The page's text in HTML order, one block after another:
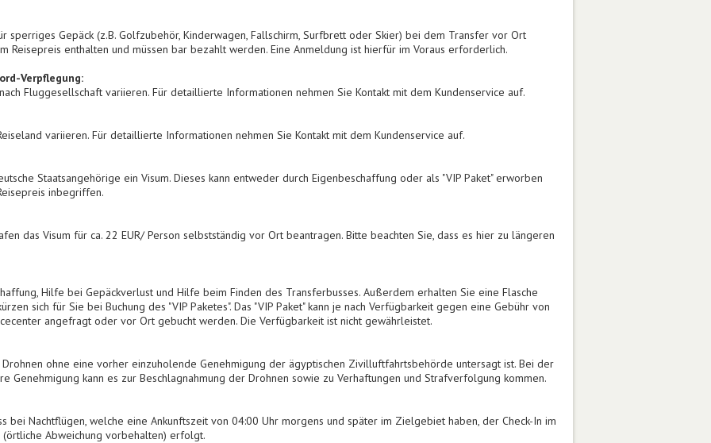
sperriges Gepäck (z.B. Golfzubehör, Kinderwagen, Fallschirm, Surfbrett oder Skier) bei dem Transfer vor Ort
Reisepreis enthalten und müssen bar bezahlt werden. Eine Anmeldung ist hierfür im Voraus erforderlich.
Verpflegung:
Fluggesellschaft variieren. Für detaillierte Informationen nehmen Sie Kontakt mit dem Kundenservice auf.
variieren. Für detaillierte Informationen nehmen Sie Kontakt mit dem Kundenservice auf.
Staatsangehörige ein Visum. Dieses kann entweder durch Eigenbeschaffung oder als "VIP Paket" erworben
inbegriffen.
das Visum für ca. 22 EUR/ Person selbstständig vor Ort beantragen. Bitte beachten Sie, dass es hier zu längeren
Hilfe bei Gepäckverlust und Hilfe beim Finden des Transferbusses. Außerdem erhalten Sie eine Flasche
sich für Sie bei Buchung des "VIP Paketes". Das "VIP Paket" kann je nach Verfügbarkeit gegen eine Gebühr von
angefragt oder vor Ort gebucht werden. Die Verfügbarkeit ist nicht gewährleistet.
ohne eine vorher einzuholende Genehmigung der ägyptischen Zivilluftfahrtsbehörde untersagt ist. Bei der
Genehmigung kann es zur Beschlagnahmung der Drohnen sowie zu Verhaftungen und Strafverfolgung kommen.
bei Nachtflügen, welche eine Ankunftszeit von 04:00 Uhr morgens und später im Zielgebiet haben, der Check-In im
Abweichung vorbehalten) erfolgt.